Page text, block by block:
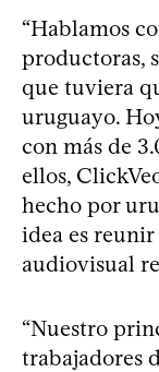
“Hablamos
productoras,
que tuviera
uruguayo.
con más de
ellos,
hecho por
idea es
audiovisual
“Nuestro
trabajadores